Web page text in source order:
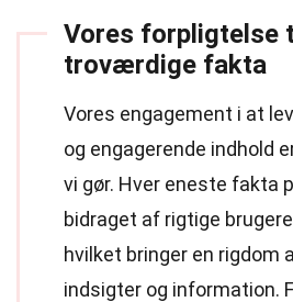
Vores forpligtelse
troværdige fakta
Vores engagement i at
og engagerende indhold
vi gør. Hver eneste fakta
bidraget af rigtige
hvilket bringer en rigdom
indsigter og information.